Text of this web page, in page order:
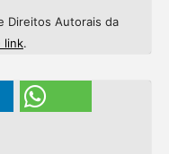
Direitos Autorais da
link.